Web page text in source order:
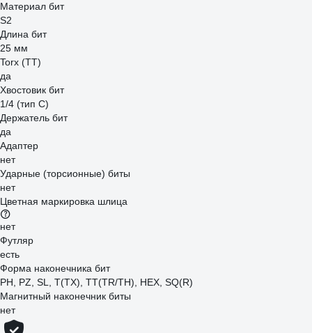
Материал бит
S2
Длина бит
25 мм
Torx (TT)
да
Хвостовик бит
1/4 (тип С)
Держатель бит
да
Адаптер
нет
Ударные (торсионные) биты
нет
Цветная маркировка шлица
нет
Футляр
есть
Форма наконечника бит
PH, PZ, SL, T(TX), TT(TR/TH), HEX, SQ(R)
Магнитный наконечник биты
нет